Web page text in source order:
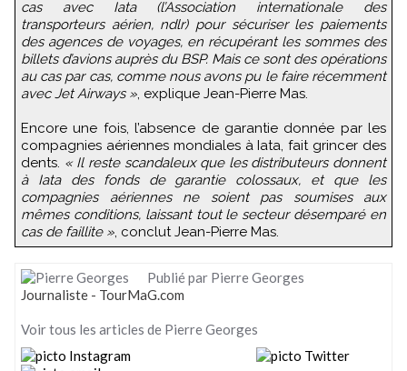
cas avec Iata (l’Association internationale des
transporteurs aérien, ndlr) pour sécuriser les paiements
des agences de voyages, en récupérant les sommes des
billets d’avions auprès du BSP. Mais ce sont des opérations
au cas par cas, comme nous avons pu le faire récemment
avec Jet Airways » , explique Jean-Pierre Mas.
Encore une fois, l’absence de garantie donnée par les
compagnies aériennes mondiales à Iata, fait grincer des
dents. « Il reste scandaleux que les distributeurs donnent
à Iata des fonds de garantie colossaux, et que les
compagnies aériennes ne soient pas soumises aux
mêmes conditions, laissant tout le secteur désemparé en
cas de faillite » , conclut Jean-Pierre Mas.
Publié par Pierre Georges
Journaliste - TourMaG.com
Voir tous les articles de Pierre Georges